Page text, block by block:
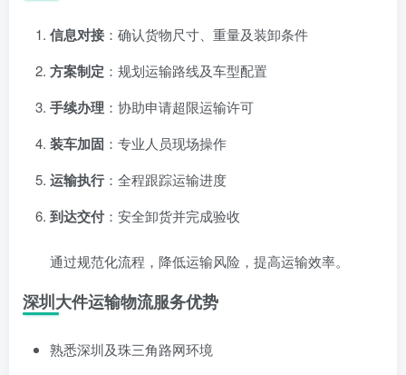
信息对接 ：确认货物尺寸、重量及装卸条件
方案制定 ：规划运输路线及车型配置
手续办理 ：协助申请超限运输许可
装车加固 ：专业人员现场操作
运输执行：全程跟踪运输进度
到达交付：安全卸货并完成验收
通过规范化流程，降低运输风险，提高运输效率。
深圳大件运输物流服务优势
熟悉深圳及珠三角路网环境